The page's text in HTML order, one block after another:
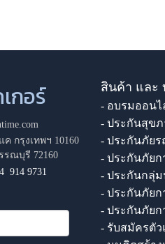
กอร์
กรุงเทพฯ 10160
รณบุรี 72160
914 9731
สินค้า และ
- อบรมออน
- ประกันสุข
- ประกันภัยร
- ประกันภัยก
- ประกันกลุ่ม
- ประกันภัยก
- ประกันภัยก
- รับสมัครตั